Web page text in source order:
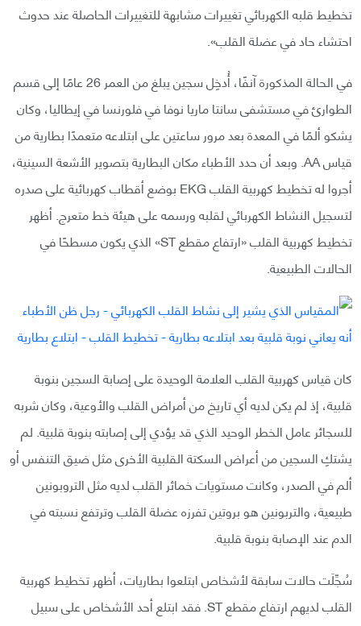
تخطيط قلبه الكهربائي تغييرات مشابهة للتغييرات الحاصلة عند حدوث
احتشاء حاد في عضلة القلب».
في الحالة المذكورة آنفًا، أُدخِل سجين يبلغ من العمر 26 عامًا إلى قسم
الطوارئ في مستشفى سانتا ماريا نوفا في فلورنسا في إيطاليا، وكان
يشكو ألمًا في المعدة بعد مرور ساعتين على ابتلاعه متعمدًا بطارية من
قياس AA. وبعد أن حدد الأطباء مكان البطارية بتصوير الأشعة السينية،
أجروا له تخطيط كهربية القلب EKG بوضع أقطاب كهربائية على صدره
لتسجيل النشاط الكهربائي لقلبه ورسمه على هيئة خط متعرج. أظهر
تخطيط كهربية القلب «ارتفاع مقطع ST» الذي يكون مسطحًا في
الحالات الطبيعية.
كان قياس كهربية القلب العلامة الوحيدة على إصابة السجين بنوبة
قلبية، إذ لم يكن لديه أي تاريخ من أمراض القلب والأوعية، وكان شربه
للسجائر عامل الخطر الوحيد الذي قد يؤدي إلى إصابته بنوبة قلبية. لم
يشتكِ السجين من أعراض السكتة القلبية الأخرى مثل ضيق التنفس أو
ألم في الصدر، وكانت مستويات خمائر القلب لديه مثل التروبونين
طبيعية، والتربونين هو بروتين تفرزه عضلة القلب وترتفع نسبته في
الدم عند الإصابة بنوبة قلبية.
سُجِّلَت حالات سابقة لأشخاص ابتلعوا بطاريات، أظهر تخطيط كهربية
القلب لديهم ارتفاع مقطع ST. فقد ابتلع أحد الأشخاص على سبيل